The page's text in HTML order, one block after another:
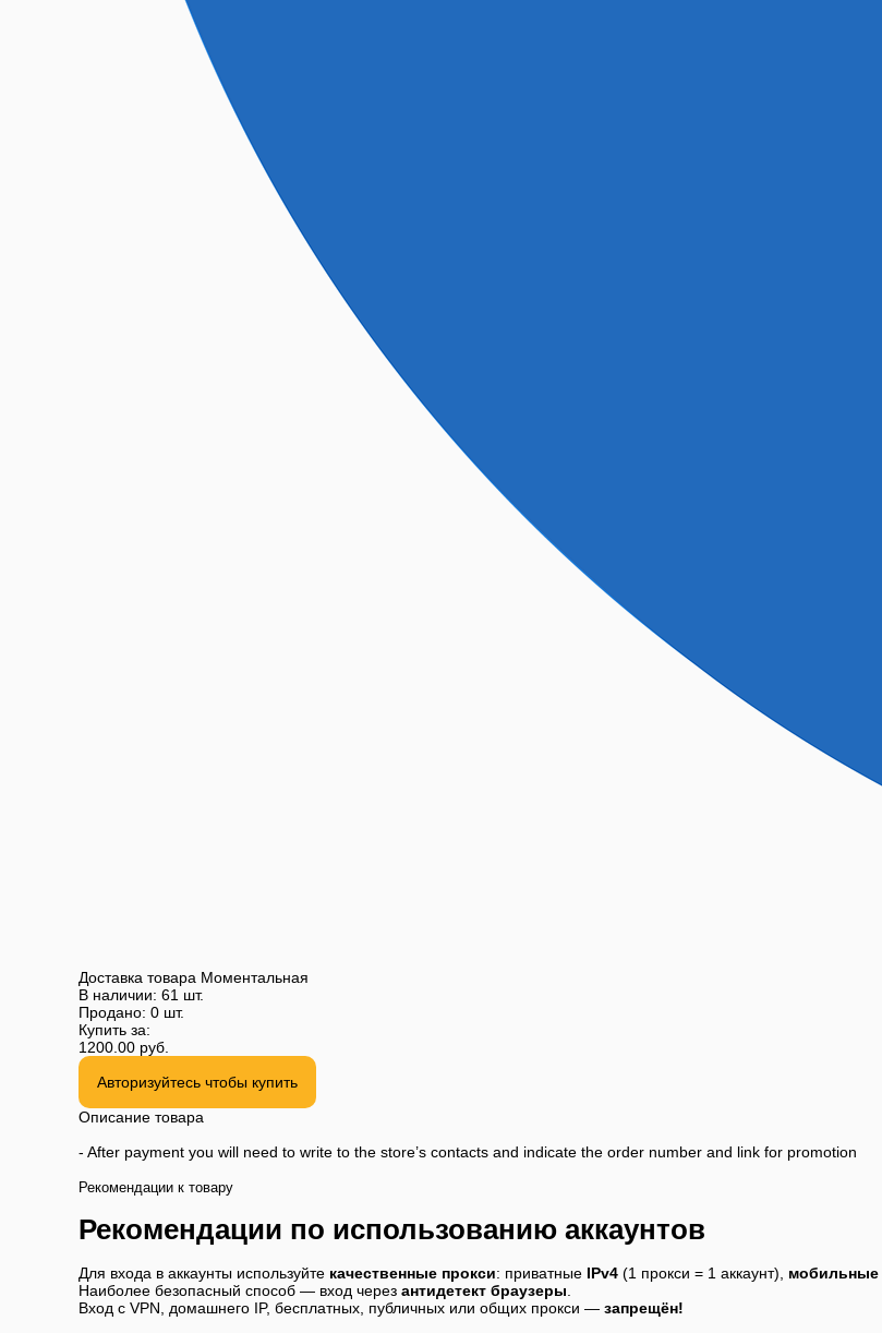
Доставка товара Моментальная
В наличии: 61 шт.
Продано: 0 шт.
Купить за:
1200.00 руб.
Авторизуйтесь чтобы купить
Описание товара
- After payment you will need to write to the store’s contacts and indicate the order number and link for promotion
Рекомендации к товару
Рекомендации по использованию аккаунтов
Для входа в аккаунты используйте качественные прокси: приватные IPv4 (1 прокси = 1 аккаунт), мобильные
Наиболее безопасный способ — вход через антидетект браузеры
Вход с VPN, домашнего IP, бесплатных, публичных или общих прокси — запрещён!